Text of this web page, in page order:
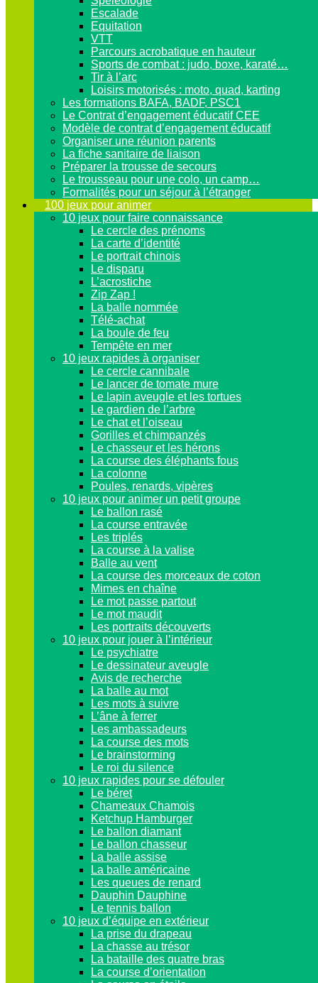
Escalade
Equitation
VTT
Parcours acrobatique en hauteur
Sports de combat : judo, boxe, karaté…
Tir à l’arc
Loisirs motorisés : moto, quad, karting
Les formations BAFA, BADF, PSC1
Le Contrat d’engagement éducatif CEE
Modèle de contrat d’engagement éducatif
Organiser une réunion parents
La fiche sanitaire de liaison
Préparer la trousse de secours
Le trousseau pour une colo, un camp…
Formalités pour un séjour à l’étranger
100 jeux pour animer
10 jeux pour faire connaissance
Le cercle des prénoms
La carte d’identité
Le portrait chinois
Le disparu
L’acrostiche
Zip Zap !
La balle nommée
Télé-achat
La boule de feu
Tempête en mer
10 jeux rapides à organiser
Le cercle cannibale
Le lancer de tomate mure
Le lapin aveugle et les tortues
Le gardien de l’arbre
Le chat et l’oiseau
Gorilles et chimpanzés
Le chasseur et les hérons
La course des éléphants fous
La colonne
Poules, renards, vipères
10 jeux pour animer un petit groupe
Le ballon rasé
La course entravée
Les triplés
La course à la valise
Balle au vent
La course des morceaux de coton
Mimes en chaîne
Le mot passe partout
Le mot maudit
Les portraits découverts
10 jeux pour jouer à l’intérieur
Le psychiatre
Le dessinateur aveugle
Avis de recherche
La balle au mot
Les mots à suivre
L’âne à ferrer
Les ambassadeurs
La course des mots
Le brainstorming
Le roi du silence
10 jeux rapides pour se défouler
Le béret
Chameaux Chamois
Ketchup Hamburger
Le ballon diamant
Le ballon chasseur
La balle assise
La balle américaine
Les queues de renard
Dauphin Dauphine
Le tennis ballon
10 jeux d’équipe en extérieur
La prise du drapeau
La chasse au trésor
La bataille des quatre bras
La course d’orientation